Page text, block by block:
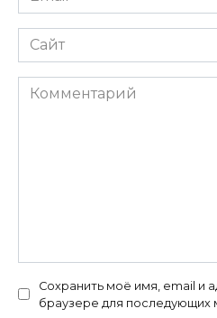
*
Сайт
Комментарий
Сохранить моё имя, email и
браузере для последующих